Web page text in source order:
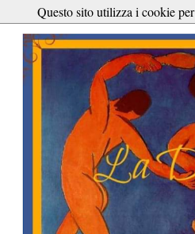
Questo sito utilizza i cookie